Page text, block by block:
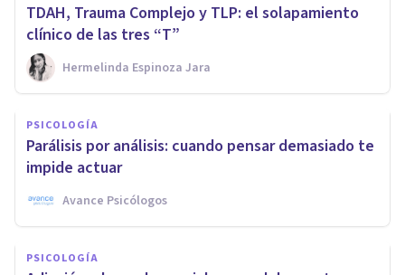
TDAH, Trauma Complejo y TLP: el solapamiento
clínico de las tres “T”
Hermelinda Espinoza Jara
PSICOLOGÍA
Parálisis por análisis: cuando pensar demasiado te
impide actuar
Avance Psicólogos
PSICOLOGÍA